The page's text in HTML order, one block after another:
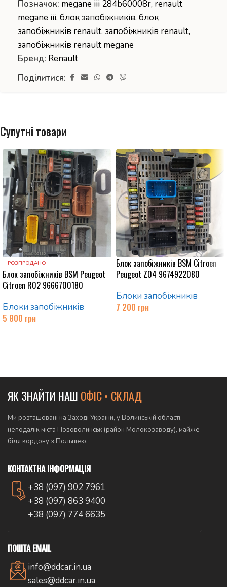
Позначок: megane iii 284b60008r, renault
megane iii, блок запобіжників, блок
запобіжників renault, запобіжників renault,
запобіжників renault megane
Бренд: Renault
Поділитися:
Супутні товари
РОЗПРОДАНО
Блок запобіжників BSM Peugeot
Citroen R02 9666700180
Блоки запобіжників
5 800 грн
Блок запобіжників BSM Citroen
Peugeot Z04 9674922080
Блоки запобіжників
7 200 грн
ЯК ЗНАЙТИ НАШ ОФІС • СКЛАД
Ми розташовані на Заході України, у Волинській області,
неподалік міста Нововолинськ (район Молокозаводу), майже
біля кордону з Польщею.
КОНТАКТНА ІНФОРМАЦІЯ
+38 (097) 902 7961
+38 (097) 863 9400
+38 (097) 774 6635
ПОШТА EMAIL
info@ddcar.in.ua
sales@ddcar.in.ua